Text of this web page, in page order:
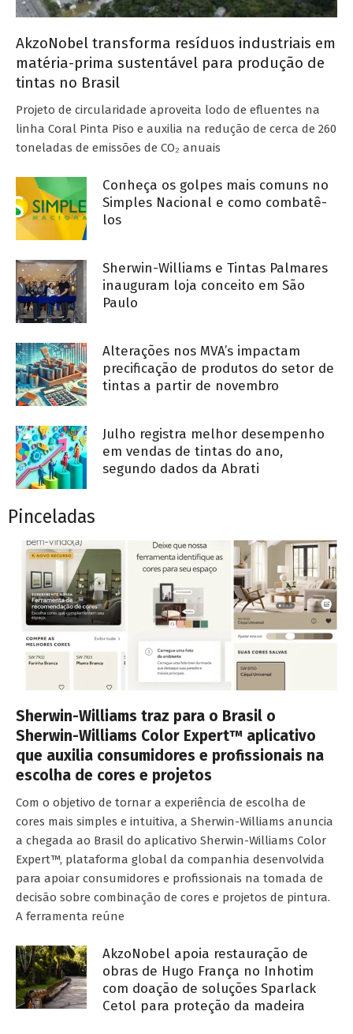
AkzoNobel transforma resíduos industriais em
matéria-prima sustentável para produção de
tintas no Brasil
Projeto de circularidade aproveita lodo de efluentes na
linha Coral Pinta Piso e auxilia na redução de cerca de 260
toneladas de emissões de CO₂ anuais
Conheça os golpes mais comuns no
Simples Nacional e como combatê-
los
Sherwin-Williams e Tintas Palmares
inauguram loja conceito em São
Paulo
Alterações nos MVA’s impactam
precificação de produtos do setor de
tintas a partir de novembro
Julho registra melhor desempenho
em vendas de tintas do ano,
segundo dados da Abrati
Pinceladas
Sherwin-Williams traz para o Brasil o
Sherwin-Williams Color Expert™ aplicativo
que auxilia consumidores e profissionais na
escolha de cores e projetos
Com o objetivo de tornar a experiência de escolha de
cores mais simples e intuitiva, a Sherwin-Williams anuncia
a chegada ao Brasil do aplicativo Sherwin-Williams Color
Expert™, plataforma global da companhia desenvolvida
para apoiar consumidores e profissionais na tomada de
decisão sobre combinação de cores e projetos de pintura.
A ferramenta reúne
AkzoNobel apoia restauração de
obras de Hugo França no Inhotim
com doação de soluções Sparlack
Cetol para proteção da madeira